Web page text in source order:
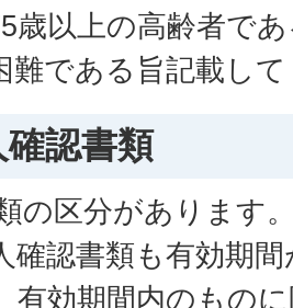
歳以上の高齢者で
難である旨記載し
確認書類
の区分があります
確認書類も有効期
有効期間内のもの